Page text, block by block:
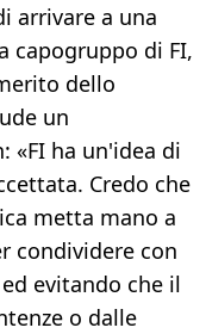
arrivare a una
capogruppo di FI,
dello
un
«FI ha un'idea di
Credo che
metta mano a
condividere con
evitando che il
o dalle